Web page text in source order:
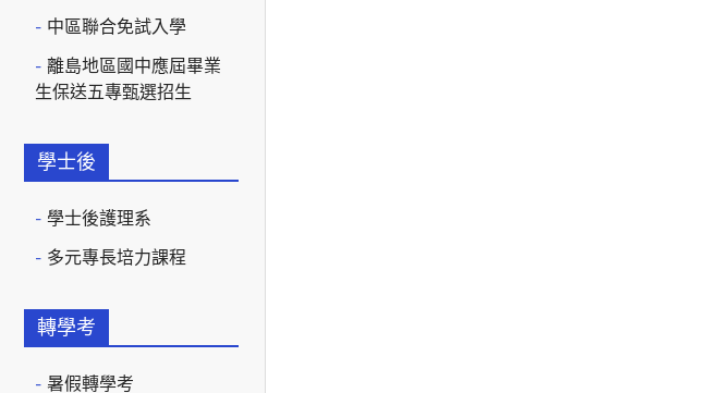
中區聯合免試入學
離島地區國中應屆畢業
生保送五專甄選招生
學士後
學士後護理系
多元專長培力課程
轉學考
暑假轉學考